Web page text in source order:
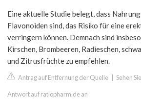
Eine aktuelle Studie belegt, dass
Flavonoiden sind, das Risiko für eine
verringern können. Demnach sind
Kirschen, Brombeeren, Radieschen,
und Zitrusfrüchte zu empfehlen.
Antrag auf Entfernung der Quelle Sehen
Antwort auf ratiopharm.de an